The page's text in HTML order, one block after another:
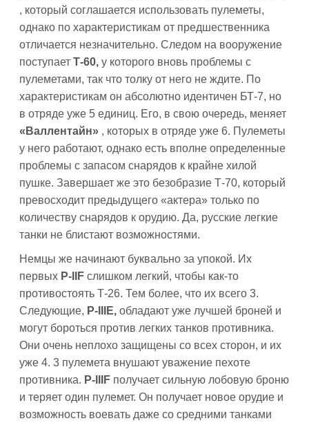
, который соглашается использовать пулеметы,
однако по характеристикам от предшественника
отличается незначительно. Следом на вооружение
поступает Т-60, у которого вновь проблемы с
пулеметами, так что толку от него не ждите. По
характеристикам он абсолютно идентичен БТ-7, но
в отряде уже 5 единиц. Его, в свою очередь, меняет
«Валлентайн» , которых в отряде уже 6. Пулеметы
у него работают, однако есть вполне определенные
проблемы с запасом снарядов к крайне хилой
пушке. Завершает же это безобразие Т-70, который
превосходит предыдущего «актера» только по
количеству снарядов к орудию. Да, русские легкие
танки не блистают возможностями.
Немцы же начинают буквально за упокой. Их
первых P-IIF слишком легкий, чтобы как-то
противостоять Т-26. Тем более, что их всего 3.
Следующие, P-IIIE, обладают уже лучшей броней и
могут бороться против легких танков противника.
Они очень неплохо защищены со всех сторон, и их
уже 4. 3 пулемета внушают уважение пехоте
противника. P-IIIF получает сильную лобовую броню
и теряет один пулемет. Он получает новое орудие и
возможность воевать даже со средними танками